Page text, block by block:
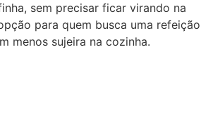
sem precisar ficar virando na
para quem busca uma refeição
menos sujeira na cozinha.